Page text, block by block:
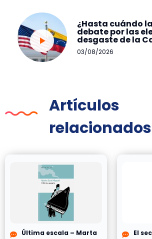
¿Hasta cuándo
debate por las
desgaste de la
03/08/2026
Artículos
relacionados
Última escala – Marta
El